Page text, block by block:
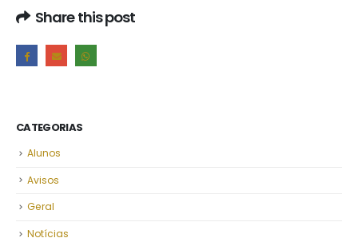
Share this post
CATEGORIAS
Alunos
Avisos
Geral
Notícias